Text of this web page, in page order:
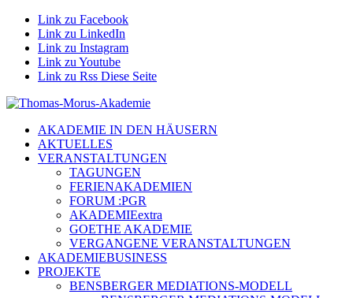
Link zu Facebook
Link zu LinkedIn
Link zu Instagram
Link zu Youtube
Link zu Rss Diese Seite
AKADEMIE IN DEN HÄUSERN
AKTUELLES
VERANSTALTUNGEN
TAGUNGEN
FERIENAKADEMIEN
FORUM :PGR
AKADEMIEextra
GOETHE AKADEMIE
VERGANGENE VERANSTALTUNGEN
AKADEMIEBUSINESS
PROJEKTE
BENSBERGER MEDIATIONS-MODELL